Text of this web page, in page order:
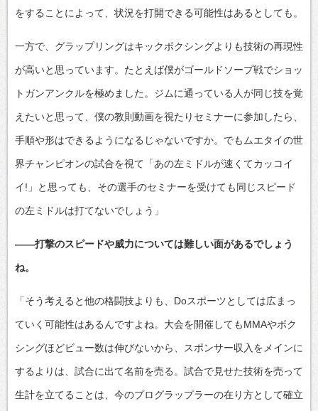
をすることによって、状況を打開できる可能性はあるとしても。
一方で、グラップリングはキックボクシングよりも技術の再現性
が高いと思っています。たとえば僕がゴールドソープ戦でショッ
トガンアンクルを極めました。ジムに通っている人が同じ技を覚
えたいと思って、僕の教則動画を視たりセミナーに参加したら、
手順や形はできるようになるじゃないですか。でもムエタイの世
界チャンピオンの試合を視て「あの左ミドルが速くてカッコイ
イ!」と思っても、その選手のセミナーを受けても同じスピード
の左ミドルは打てないでしょう」
――打撃のスピードや威力については難しい面があるでしょう
ね。
「そう考えると他の格闘技よりも、Doスポーツとしては広まっ
ていく可能性はあるんですよね。大会を開催してもMMAやボク
シングほどビュー数は伸びないから、スポンサー収入をメインに
するよりは、試合に出て名前を売る。試合で見せた技術を売って
生計を立てることは、今のプログラップラーの在り方として確立